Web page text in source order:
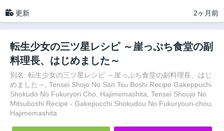
更新 2ヶ月前
転生少女の三ツ星レシピ ～崖っぷち食堂の副
料理長、はじめました～
別名: 転生少女の三ツ星レシピ ～崖っぷち食堂の副料理長、はじ
めました～, Tensei Shojo No San Tsu Boshi Recipe Gakeppuchi
Shokudo No Fukuryori Cho, Hajimemashita, Tensei Shoujo No
Mitsuboshi Recipe - Gakepucchi Shokudou No Fukuryouri-chou,
Hajimemashita